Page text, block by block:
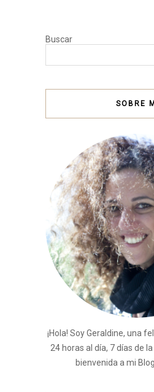
Buscar
SOBRE
¡Hola! Soy Geraldine, una
24 horas al día, 7 días de
bienvenida a mi Blog.